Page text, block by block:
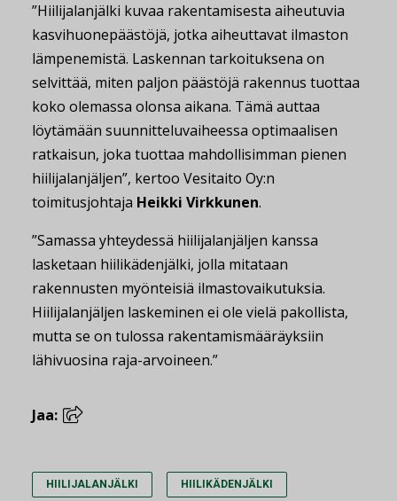
”Hiilijalanjälki kuvaa rakentamisesta aiheutuvia
kasvihuonepäästöjä, jotka aiheuttavat ilmaston
lämpenemistä. Laskennan tarkoituksena on
selvittää, miten paljon päästöjä rakennus tuottaa
koko olemassa olonsa aikana. Tämä auttaa
löytämään suunnitteluvaiheessa optimaalisen
ratkaisun, joka tuottaa mahdollisimman pienen
hiilijalanjäljen”, kertoo Vesitaito Oy:n
toimitusjohtaja Heikki Virkkunen.
”Samassa yhteydessä hiilijalanjäljen kanssa
lasketaan hiilikädenjälki, jolla mitataan
rakennusten myönteisiä ilmastovaikutuksia.
Hiilijalanjäljen laskeminen ei ole vielä pakollista,
mutta se on tulossa rakentamismääräyksiin
lähivuosina raja-arvoineen.”
Jaa:
HIILIJALANJÄLKI HIILIKÄDENJÄLKI